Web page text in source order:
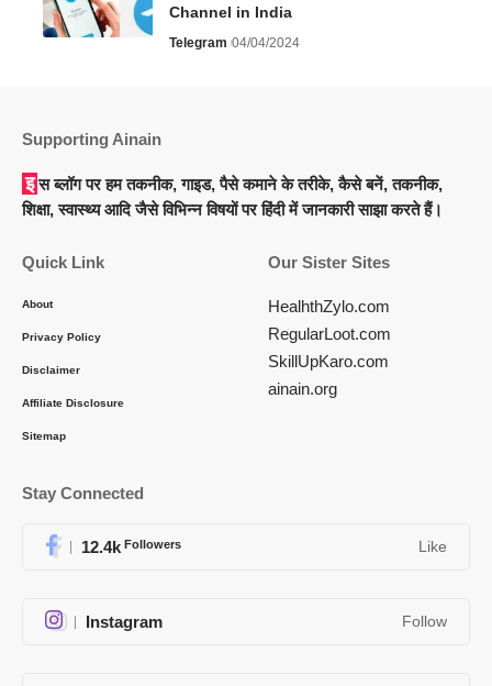
Channel in India
Telegram 04/04/2024
Supporting Ainain
इस ब्लॉग पर हम तकनीक, गाइड, पैसे कमाने के तरीके, कैसे बनें, तकनीक,
शिक्षा, स्वास्थ्य आदि जैसे विभिन्न विषयों पर हिंदी में जानकारी साझा करते हैं।
Quick Link
About
Privacy Policy
Disclaimer
Affiliate Disclosure
Sitemap
Our Sister Sites
HealhthZylo.com
RegularLoot.com
SkillUpKaro.com
ainain.org
Stay Connected
12.4k Followers Like
Instagram Follow